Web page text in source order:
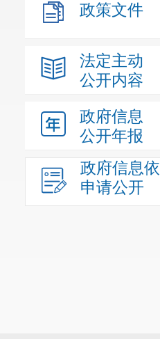
政策文件
法定主动
公开内容
政府信息
公开年报
政府信息依
申请公开